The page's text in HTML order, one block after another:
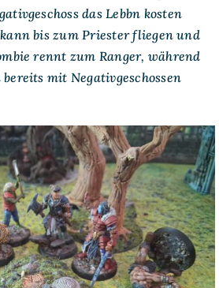
das Lebbn kosten
bis zum Priester fliegen und
rennt zum Ranger, während
mit Negativgeschossen